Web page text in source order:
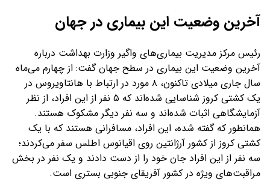
آخرین وضعیت این بیماری در جهان
رئیس مرکز مدیریت بیماری‌های واگیر وزارت بهداشت درباره
آخرین وضعیت این بیماری در سطح جهان گفت: از چهارم می‌ماه
سال جاری میلادی تاکنون، ۸ مورد در ارتباط با هانتاویروس در
یک کشتی کروز شناسایی شده‌اند که ۵ نفر از این افراد، از نظر
آزمایشگاهی اثبات شده‌اند و سه نفر دیگر مشکوک هستند.
همانطور که گفته شده، این افراد، مسافرانی هستند که با یک
کشتی کروز از کشور آرژانتین روی اقیانوس اطلس سفر می‌کردند؛
سه نفر از این افراد جان خود را از دست دادند و یک نفر در بخش
مراقبت‌های ویژه در کشور آفریقای جنوبی بستری است.